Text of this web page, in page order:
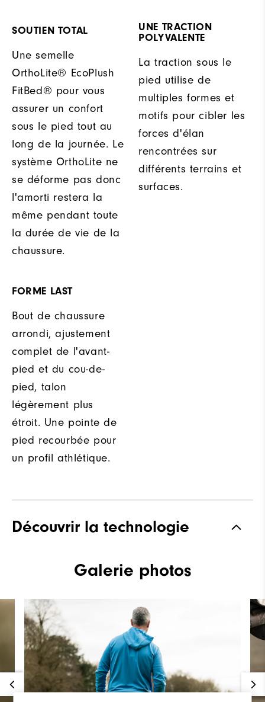
SOUTIEN TOTAL
Une semelle
OrthoLite® EcoPlush
FitBed® pour vous
assurer un confort
sous le pied tout au
long de la journée. Le
système OrthoLite ne
se déforme pas donc
l'amorti restera la
même pendant toute
la durée de vie de la
chaussure.
UNE TRACTION
POLYVALENTE
La traction sous le
pied utilise de
multiples formes et
motifs pour cibler les
forces d'élan
rencontrées sur
différents terrains et
surfaces.
FORME LAST
Bout de chaussure
arrondi, ajustement
complet de l'avant-
pied et du cou-de-
pied, talon
légèrement plus
étroit. Une pointe de
pied recourbée pour
un profil athlétique.
Découvrir la technologie
Galerie photos